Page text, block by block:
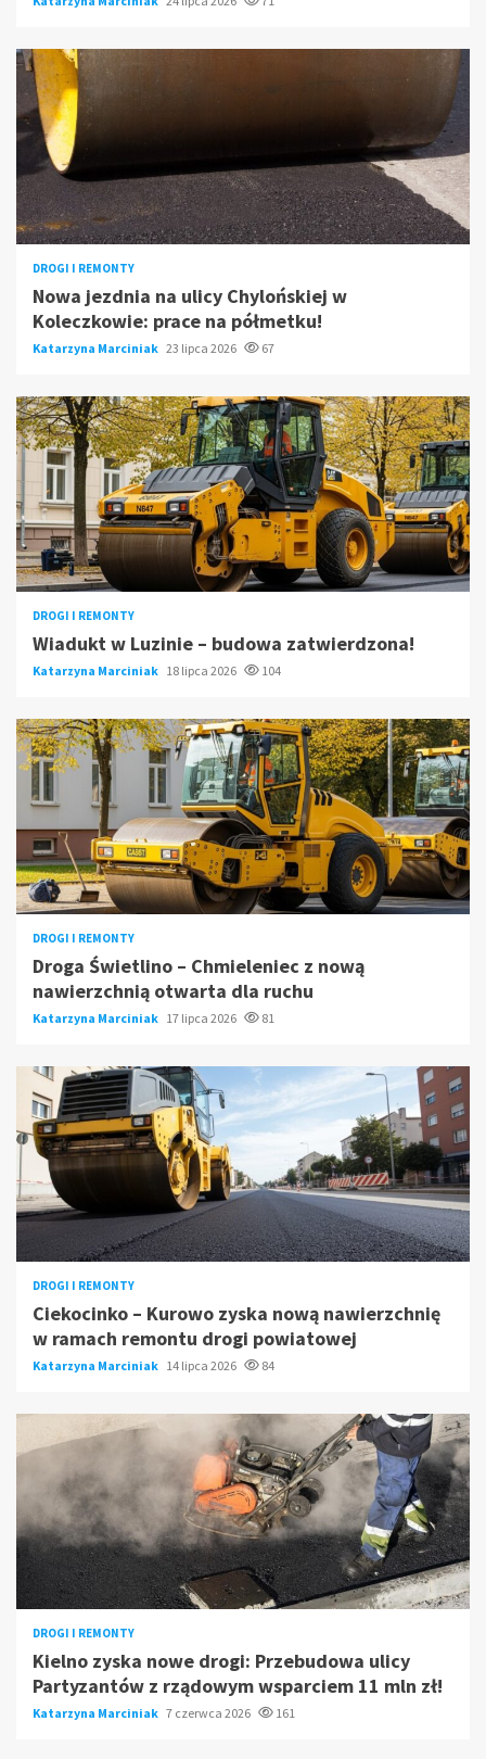
DROGI I REMONTY
Nowa jezdnia na ulicy Chylońskiej w
Koleczkowie: prace na półmetku!
Katarzyna Marciniak 23 lipca 2026 67
DROGI I REMONTY
Wiadukt w Luzinie – budowa zatwierdzona!
Katarzyna Marciniak 18 lipca 2026 104
DROGI I REMONTY
Droga Świetlino – Chmieleniec z nową
nawierzchnią otwarta dla ruchu
Katarzyna Marciniak 17 lipca 2026 81
DROGI I REMONTY
Ciekocinko – Kurowo zyska nową nawierzchnię
w ramach remontu drogi powiatowej
Katarzyna Marciniak 14 lipca 2026 84
DROGI I REMONTY
Kielno zyska nowe drogi: Przebudowa ulicy
Partyzantów z rządowym wsparciem 11 mln zł!
Katarzyna Marciniak 7 czerwca 2026 161